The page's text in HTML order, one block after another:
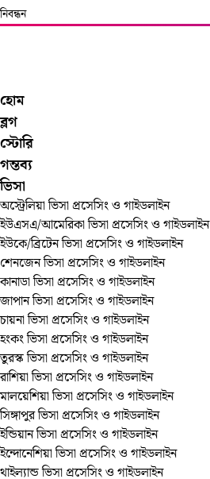
নিবন্ধন
হোম
ব্লগ
স্টোরি
গন্তব্য
ভিসা
অস্ট্রেলিয়া ভিসা প্রসেসিং ও গাইডলাইন
ইউএসএ/আমেরিকা ভিসা প্রসেসিং ও গাইডলাইন
ইউকে/ব্রিটেন ভিসা প্রসেসিং ও গাইডলাইন
শেনজেন ভিসা প্রসেসিং ও গাইডলাইন
কানাডা ভিসা প্রসেসিং ও গাইডলাইন
জাপান ভিসা প্রসেসিং ও গাইডলাইন
চায়না ভিসা প্রসেসিং ও গাইডলাইন
হংকং ভিসা প্রসেসিং ও গাইডলাইন
তুরস্ক ভিসা প্রসেসিং ও গাইডলাইন
রাশিয়া ভিসা প্রসেসিং ও গাইডলাইন
মালয়েশিয়া ভিসা প্রসেসিং ও গাইডলাইন
সিঙ্গাপুর ভিসা প্রসেসিং ও গাইডলাইন
ইন্ডিয়ান ভিসা প্রসেসিং ও গাইডলাইন
ইন্দোনেশিয়া ভিসা প্রসেসিং ও গাইডলাইন
থাইল্যান্ড ভিসা প্রসেসিং ও গাইডলাইন